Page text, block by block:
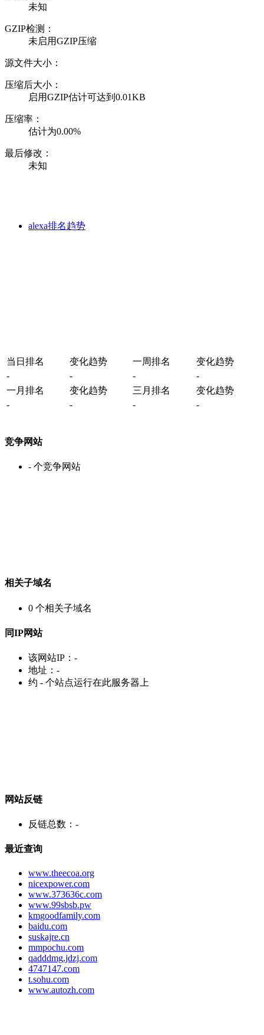
未知
GZIP检测：
未启用GZIP压缩
源文件大小：
压缩后大小：
启用GZIP估计可达到0.01KB
压缩率：
估计为0.00%
最后修改：
未知
alexa排名趋势
当日排名 变化趋势 一周排名
变化趋势
-
- -
-
一月排名
变化趋势 三月排名
变化趋势
-
- - -
竞争网站
- 个竞争网站
相关子域名
0 个相关子域名
同IP网站
该网站IP： -
地址： -
约 - 个站点运行在此服务器上
网站反链
反链总数： -
最近查询
www.theecoa.org
nicexpower.com
www.373636c.com
www.99sbsb.pw
kmgoodfamily.com
baidu.com
suskajre.cn
mmpochu.com
qadddmg.jdzj.com
4747147.com
t.sohu.com
www.autozh.com